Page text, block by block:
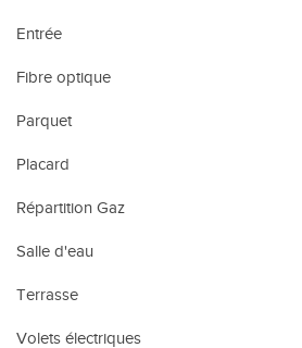
Entrée
Fibre optique
Parquet
Placard
Répartition Gaz
Salle d'eau
Terrasse
Volets électriques